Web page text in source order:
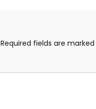
Required fields are marked